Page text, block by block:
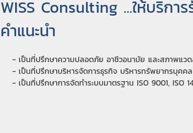
WISS Consulting ...ให้บริกา
คำแนะนำ
- เป็นที่ปรึกษาความปลอดภัย อาชีวอนามัย และสภาพแวด
- เป็นที่ปรึกษาบริหารจัดการธุรกิจ บริหารทรัพยากรบุคคล
- เป็นที่ปรึกษาการจัดทำระบบมาตรฐาน ISO 9001, ISO